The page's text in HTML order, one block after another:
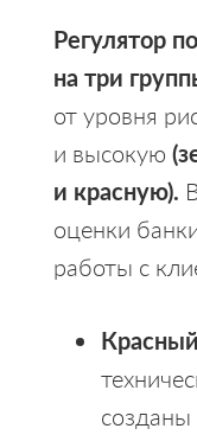
Регулятор
на три
от уровня
и высокую
и красную).
оценки
работы с
Красный